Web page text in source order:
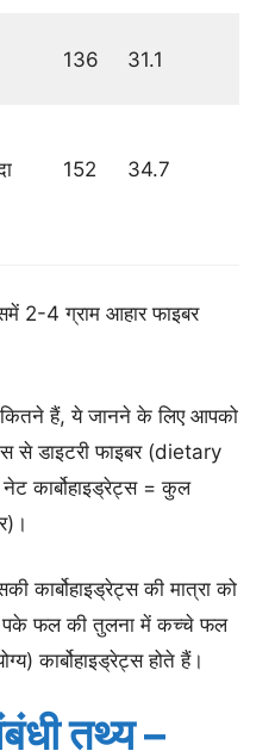
136 31.1
152 34.7
2-4 ग्राम आहार फाइबर
कितने हैं, ये जानने के लिए आपको
से डाइटरी फाइबर (dietary
कार्बोहाइड्रेट्स = कुल
कार्बोहाइड्रेट्स की मात्रा को
पके फल की तुलना में कच्चे फल
कार्बोहाइड्रेट्स होते हैं।
तथ्य –